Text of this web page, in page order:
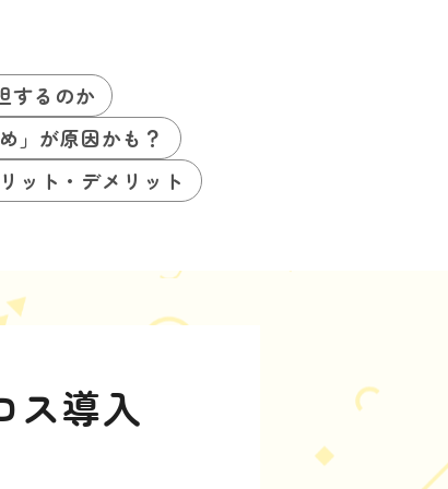
するのか
」が原因かも？
ット・デメリット
ス導入